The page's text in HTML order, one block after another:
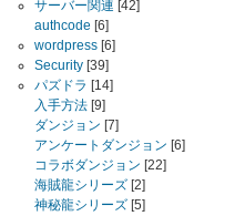
サーバー関連 [42]
authcode [6]
wordpress [6]
Security [39]
パズドラ [14]
入手方法 [9]
ダンジョン [7]
アンケートダンジョン [6]
コラボダンジョン [22]
海賊龍シリーズ [2]
神秘龍シリーズ [5]